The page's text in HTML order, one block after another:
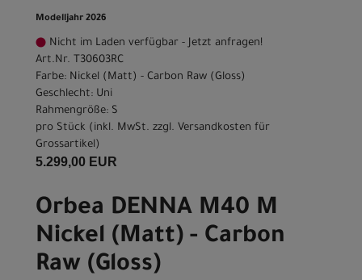
Modelljahr 2026
Nicht im Laden verfügbar - Jetzt anfragen!
Art.Nr. T30603RC
Farbe: Nickel (Matt) - Carbon Raw (Gloss)
Geschlecht: Uni
Rahmengröße: S
pro Stück (inkl. MwSt. zzgl. Versandkosten für
Grossartikel)
5.299,00 EUR
Orbea DENNA M40 M
Nickel (Matt) - Carbon
Raw (Gloss)